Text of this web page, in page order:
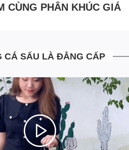
CÙNG PHÂN KHÚC GIÁ
CÁ SẤU LÀ ĐẲNG CẤP